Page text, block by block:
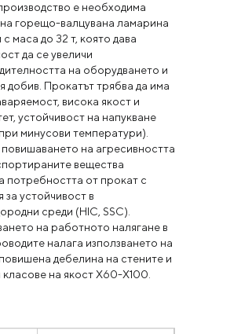
е необходима
горещо-валцувана ламарина
с маса до 32 т, която дава
да се увеличи
на оборудването и
добив. Прокатът трябва да има
висока якост и
устойчивост на напукване
минусови температури).
на агресивността
вещества
потребността от прокат с
за устойчивост в
среди (HIC, SSC).
на работното налягане в
налага използването на
дебелина на стените и
класове на якост X60-Х100.